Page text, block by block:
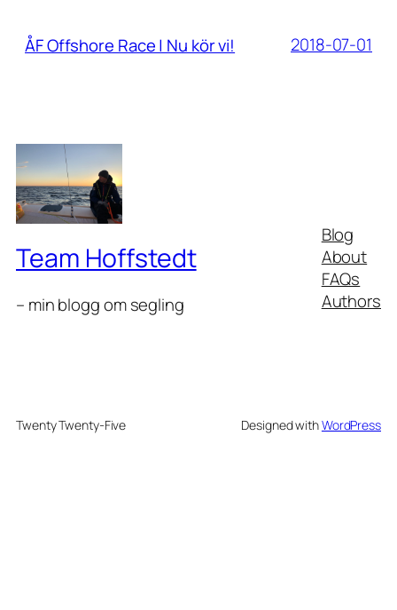
ÅF Offshore Race | Nu kör vi! 2018-07-01
Team Hoffstedt
– min blogg om segling
Blog
About
FAQs
Authors
Twenty Twenty-Five Designed withWordPress